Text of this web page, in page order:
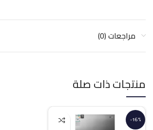
مراجعات (0)
منتجات ذات صلة
-16%